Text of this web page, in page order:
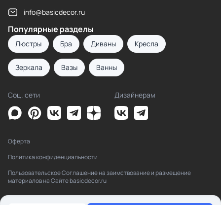
info@basicdecor.ru
Популярные разделы
Люстры Бра Диваны Кресла
Зеркала Вазы Ванны
Соц. сети Дизайнерам
Оферта
Политика конфиденциальности
Пользовательское Соглашение на заимствование и размещение
материалов на Сайте basicdecor.ru